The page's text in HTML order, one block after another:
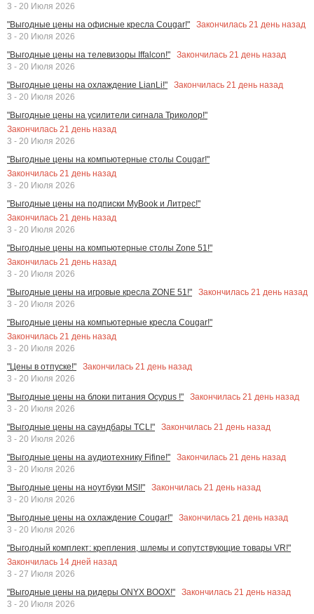
3 - 20 Июля 2026
"Выгодные цены на офисные кресла Cougar!"
Закончилась 21 день назад
3 - 20 Июля 2026
"Выгодные цены на телевизоры Iffalcon!"
Закончилась 21 день назад
3 - 20 Июля 2026
"Выгодные цены на охлаждение LianLi!"
Закончилась 21 день назад
3 - 20 Июля 2026
"Выгодные цены на усилители сигнала Триколор!"
Закончилась 21 день назад
3 - 20 Июля 2026
"Выгодные цены на компьютерные столы Cougar!"
Закончилась 21 день назад
3 - 20 Июля 2026
"Выгодные цены на подписки MyBook и Литрес!"
Закончилась 21 день назад
3 - 20 Июля 2026
"Выгодные цены на компьютерные столы Zone 51!"
Закончилась 21 день назад
3 - 20 Июля 2026
"Выгодные цены на игровые кресла ZONE 51!"
Закончилась 21 день назад
3 - 20 Июля 2026
"Выгодные цены на компьютерные кресла Cougar!"
Закончилась 21 день назад
3 - 20 Июля 2026
"Цены в отпуске!"
Закончилась 21 день назад
3 - 20 Июля 2026
"Выгодные цены на блоки питания Ocypus !"
Закончилась 21 день назад
3 - 20 Июля 2026
"Выгодные цены на саундбары TCL!"
Закончилась 21 день назад
3 - 20 Июля 2026
"Выгодные цены на аудиотехнику Fifine!"
Закончилась 21 день назад
3 - 20 Июля 2026
"Выгодные цены на ноутбуки MSI!"
Закончилась 21 день назад
3 - 20 Июля 2026
"Выгодные цены на охлаждение Cougar!"
Закончилась 21 день назад
3 - 20 Июля 2026
"Выгодный комплект: крепления, шлемы и сопутствующие товары VR!"
Закончилась 14 дней назад
3 - 27 Июля 2026
"Выгодные цены на ридеры ONYX BOOX!"
Закончилась 21 день назад
3 - 20 Июля 2026